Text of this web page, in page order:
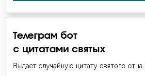
Глаза
Гнев
Телеграм бот
с цитатами святых
Выдает случайную цитату святого